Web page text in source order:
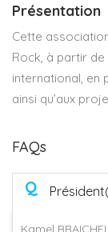
Présentation
Cette
Rock, à partir
international, en
ainsi qu’aux
FAQs
Q
Kamel BRAICHEL